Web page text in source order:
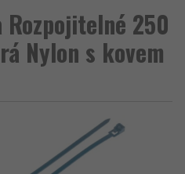
250
Nylon s kovem